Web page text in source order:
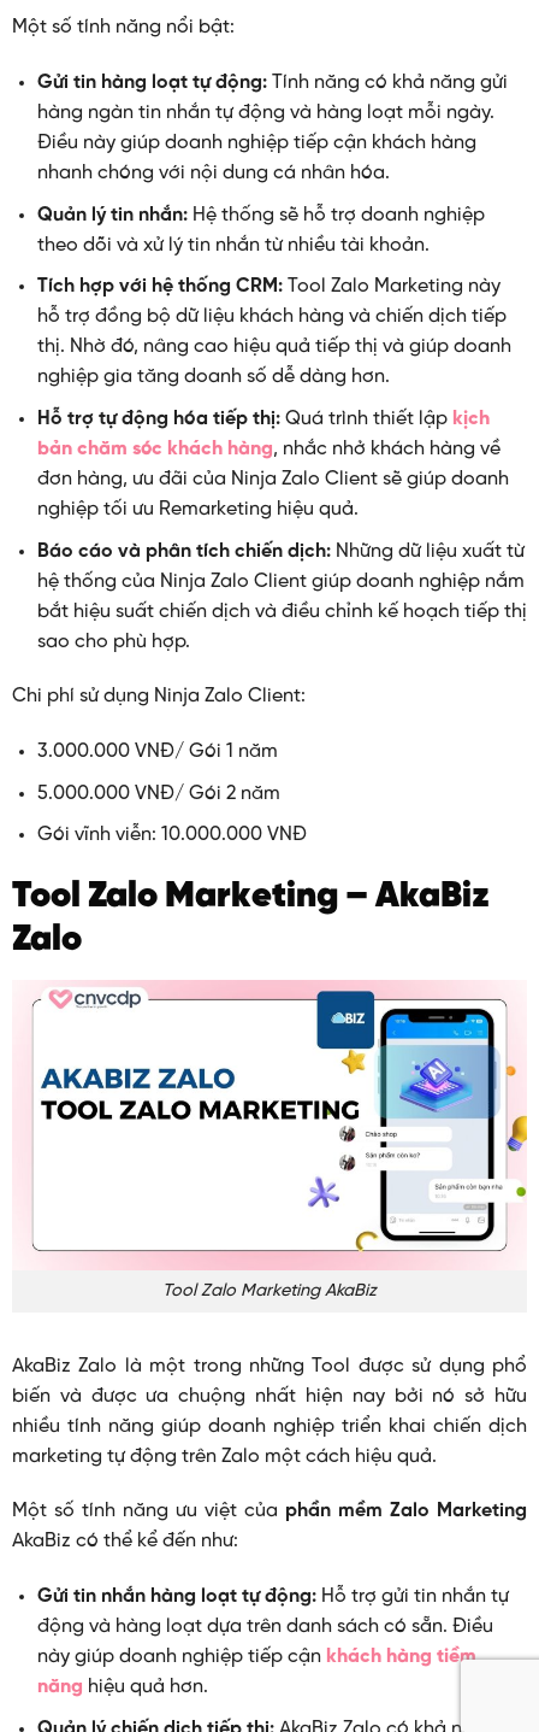
Một số tính năng nổi bật:
Gửi tin hàng loạt tự động:Tính năng có khả năng gửi
hàng ngàn tin nhắn tự động và hàng loạt mỗi ngày.
Điều này giúp doanh nghiệp tiếp cận khách hàng
nhanh chóng với nội dung cá nhân hóa.
Quản lý tin nhắn:Hệ thống sẽ hỗ trợ doanh nghiệp
theo dõi và xử lý tin nhắn từ nhiều tài khoản.
Tích hợp với hệ thống CRM:Tool Zalo Marketing này
hỗ trợ đồng bộ dữ liệu khách hàng và chiến dịch tiếp
thị. Nhờ đó, nâng cao hiệu quả tiếp thị và giúp doanh
nghiệp gia tăng doanh số dễ dàng hơn.
Hỗ trợ tự động hóa tiếp thị:Quá trình thiết lập kịch
bản chăm sóc khách hàng, nhắc nhở khách hàng về
đơn hàng, ưu đãi của Ninja Zalo Client sẽ giúp doanh
nghiệp tối ưu Remarketing hiệu quả.
Báo cáo và phân tích chiến dịch:Những dữ liệu xuất từ
hệ thống của Ninja Zalo Client giúp doanh nghiệp nắm
bắt hiệu suất chiến dịch và điều chỉnh kế hoạch tiếp thị
sao cho phù hợp.
Chi phí sử dụng Ninja Zalo Client:
3.000.000 VNĐ/ Gói 1 năm
5.000.000 VNĐ/ Gói 2 năm
Gói vĩnh viễn: 10.000.000 VNĐ
Tool Zalo Marketing – AkaBiz
Zalo
Tool Zalo Marketing AkaBiz
AkaBiz Zalo là một trong những Tool được sử dụng phổ
biến và được ưa chuộng nhất hiện nay bởi nó sở hữu
nhiều tính năng giúp doanh nghiệp triển khai chiến dịch
marketing tự động trên Zalo một cách hiệu quả.
Một số tính năng ưu việt của phần mềm Zalo Marketing
AkaBiz có thể kể đến như:
Gửi tin nhắn hàng loạt tự động:Hỗ trợ gửi tin nhắn tự
động và hàng loạt dựa trên danh sách có sẵn. Điều
này giúp doanh nghiệp tiếp cận khách hàng tiềm
năng hiệu quả hơn.